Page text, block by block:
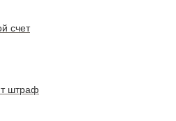
счет
штраф